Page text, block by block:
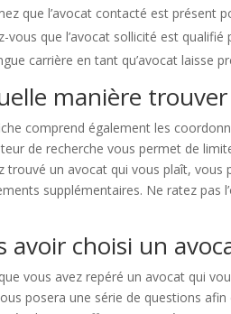
que l’avocat contacté est présent
vous que l’avocat sollicité est
carrière en tant qu’avocat laisse
manière
comprend également les
de recherche vous permet de
trouvé un avocat qui vous plaît,
supplémentaires. Ne ratez pas
avoir choisi un
vous avez repéré un avocat qui
posera une série de questions